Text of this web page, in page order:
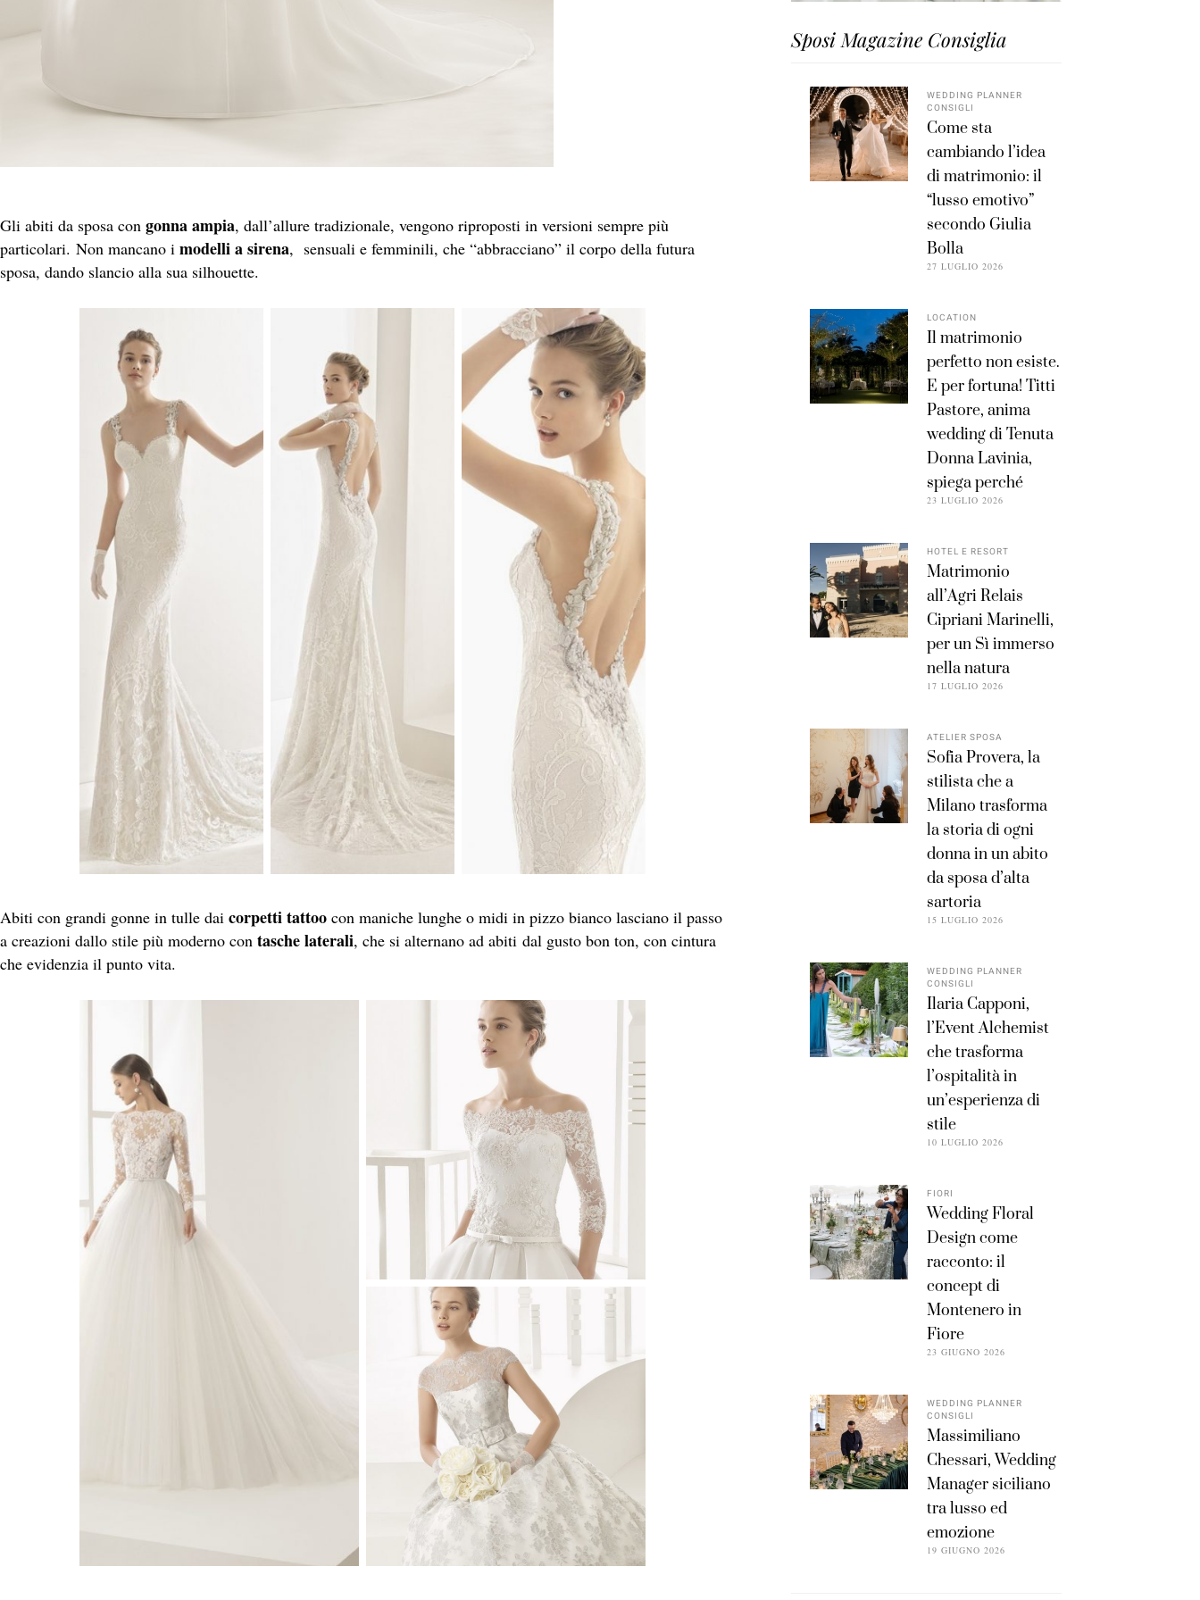
Gli abiti da sposa con gonna ampia, dall’allure tradizionale, vengono riproposti in versioni sempre più
particolari. Non mancano i modelli a sirena, sensuali e femminili, che “abbracciano” il corpo della futura
sposa, dando slancio alla sua silhouette.
Abiti con grandi gonne in tulle dai corpetti tattoo con maniche lunghe o midi in pizzo bianco lasciano il passo
a creazioni dallo stile più moderno con tasche laterali, che si alternano ad abiti dal gusto bon ton, con cintura
che evidenzia il punto vita.
Sposi Magazine Consiglia
WEDDING PLANNER
CONSIGLI
Come sta
cambiando l’idea
di matrimonio: il
“lusso emotivo”
secondo Giulia
Bolla
27 LUGLIO 2026
LOCATION
Il matrimonio
perfetto non esiste.
E per fortuna! Titti
Pastore, anima
wedding di Tenuta
Donna Lavinia,
spiega perché
23 LUGLIO 2026
HOTEL E RESORT
Matrimonio
all’Agri Relais
Cipriani Marinelli,
per un Sì immerso
nella natura
17 LUGLIO 2026
ATELIER SPOSA
Sofia Provera, la
stilista che a
Milano trasforma
la storia di ogni
donna in un abito
da sposa d’alta
sartoria
15 LUGLIO 2026
WEDDING PLANNER
CONSIGLI
Ilaria Capponi,
l’Event Alchemist
che trasforma
l’ospitalità in
un’esperienza di
stile
10 LUGLIO 2026
FIORI
Wedding Floral
Design come
racconto: il
concept di
Montenero in
Fiore
23 GIUGNO 2026
WEDDING PLANNER
CONSIGLI
Massimiliano
Chessari, Wedding
Manager siciliano
tra lusso ed
emozione
19 GIUGNO 2026